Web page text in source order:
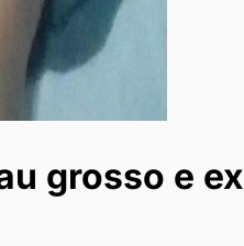
grosso e